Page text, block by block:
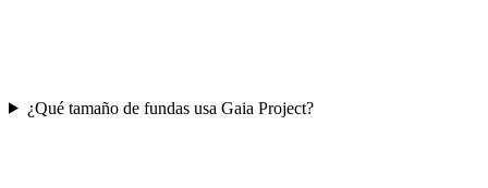
¿Qué tamaño de fundas usa Gaia Project?